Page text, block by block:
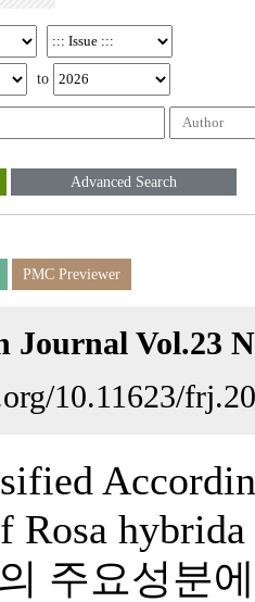
to
Advanced Search
PMC Previewer
Journal Vol.23
10.11623/
Rosa
주요성분